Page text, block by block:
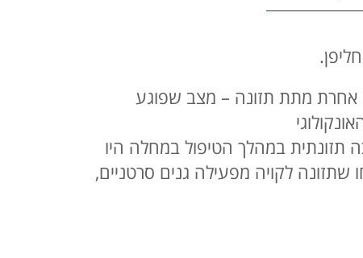
לסבול במידה זו או אחרת מתת תזונה – מצב שפוגע
תזונתית במהלך הטיפול במחלה היו
שתזונה לקויה מפעילה גנים סרטניים,